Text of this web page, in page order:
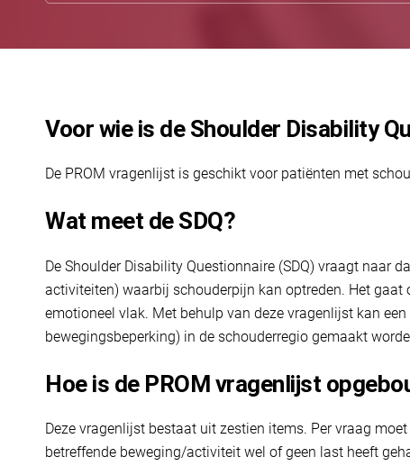
Voor wie is de Shoulder Disability
De PROM vragenlijst is geschikt voor patiënten met
Wat meet de SDQ?
De Shoulder Disability Questionnaire (SDQ) vraagt naar
activiteiten) waarbij schouderpijn kan optreden. Het gaat
emotioneel vlak. Met behulp van deze vragenlijst kan
bewegingsbeperking) in de schouderregio gemaakt
Hoe is de PROM vragenlijst
Deze vragenlijst bestaat uit zestien items. Per vraag
betreffende beweging/activiteit wel of geen last heeft